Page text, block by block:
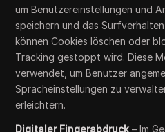
um Benutzereinstellungen und
speichern und das
können Cookies löschen oder
Tracking gestoppt wird. Diese
verwendet, um Benutzer
Spracheinstellungen zu
erleichtern.
Digitaler Fingerabdruck– Im